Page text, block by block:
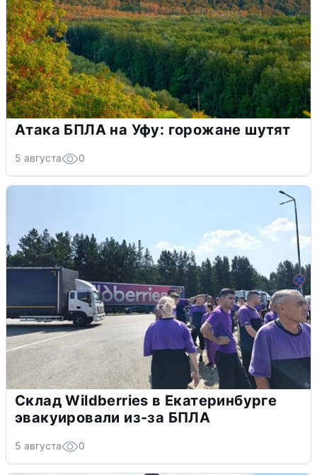
Атака БПЛА на Уфу: горожане шутят
5 августа 0
Склад Wildberries в Екатеринбурге
эвакуировали из-за БПЛА
5 августа 0